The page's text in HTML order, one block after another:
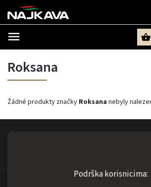
Roksana
Žádné produkty značky Roksana nebyly
Podrška korisnicima: